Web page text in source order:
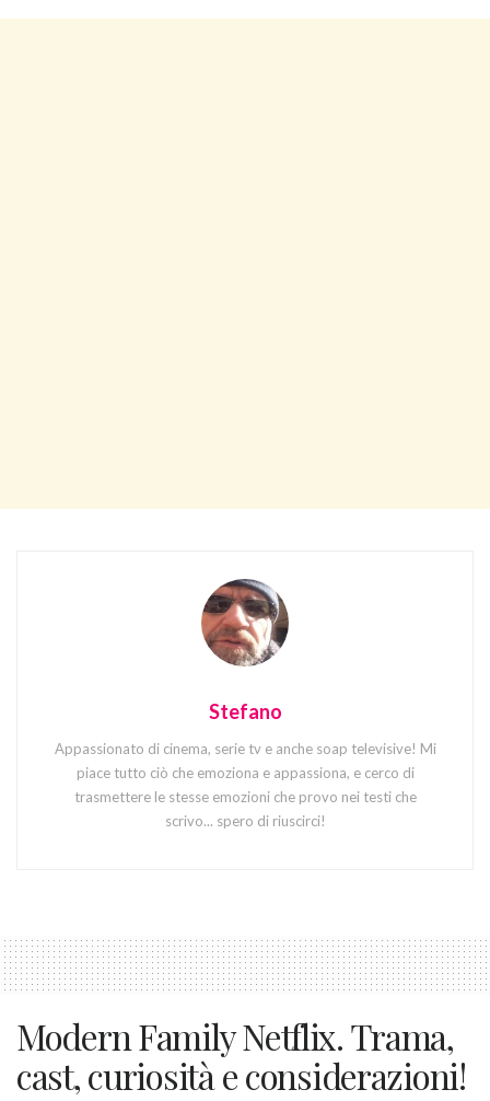
Stefano
Appassionato di cinema, serie tv e anche soap televisive! Mi
piace tutto ciò che emoziona e appassiona, e cerco di
trasmettere le stesse emozioni che provo nei testi che
scrivo... spero di riuscirci!
Modern Family Netflix. Trama,
cast, curiosità e considerazioni!